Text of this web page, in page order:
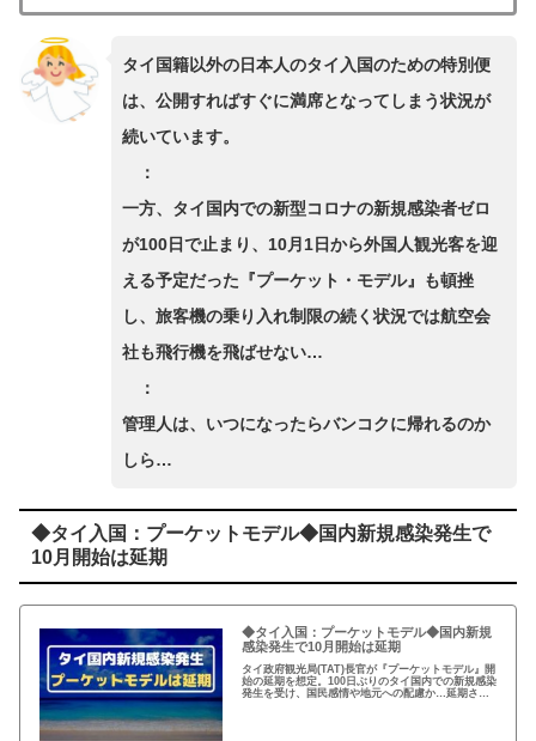
タイ国籍以外の日本人のタイ入国のための特別便
は、公開すればすぐに満席となってしまう状況が
続いています。
：
一方、タイ国内での新型コロナの新規感染者ゼロ
が100日で止まり、10月1日から外国人観光客を迎
える予定だった『プーケット・モデル』も頓挫
し、旅客機の乗り入れ制限の続く状況では航空会
社も飛行機を飛ばせない…
：
管理人は、いつになったらバンコクに帰れるのか
しら…
◆タイ入国：プーケットモデル◆国内新規感染発生で
10月開始は延期
◆タイ入国：プーケットモデル◆国内新規
感染発生で10月開始は延期
タイ政府観光局(TAT)長官が『プーケットモデル』開
始の延期を想定。100日ぶりのタイ国内での新規感染
発生を受け、国民感情や地元への配慮か…延期され